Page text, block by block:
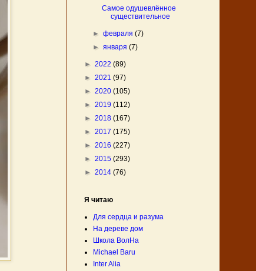
Самое одушевлённое
существительное
►февраля(7)
►января(7)
► 2022 (89)
► 2021 (97)
► 2020 (105)
► 2019 (112)
► 2018 (167)
► 2017 (175)
► 2016 (227)
► 2015 (293)
► 2014 (76)
Я читаю
Для сердца и разума
На дереве дом
Школа ВолНа
Michael Baru
Inter Alia